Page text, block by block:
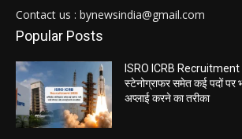
Contact us : bynewsindia@gmail.com
Popular Posts
ISRO ICRB
स्टेनोग्राफर समेत कई पदों पर
अप्लाई करने का तरीका